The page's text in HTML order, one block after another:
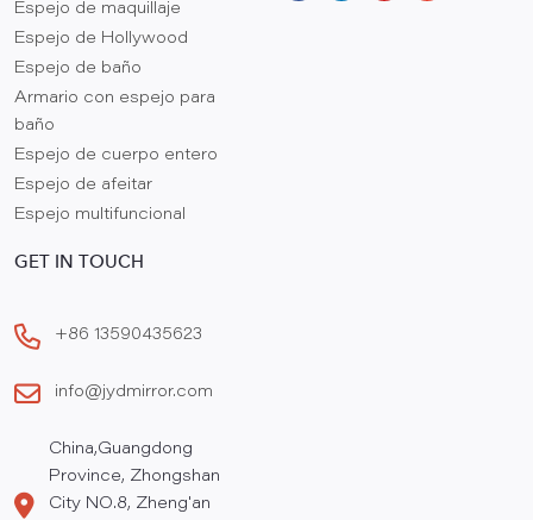
Espejo de maquillaje
Espejo de Hollywood
Espejo de baño
Armario con espejo para
baño
Espejo de cuerpo entero
Espejo de afeitar
Espejo multifuncional
GET IN TOUCH
+86 13590435623
info@jydmirror.com
China,Guangdong
Province, Zhongshan
City NO.8, Zheng'an